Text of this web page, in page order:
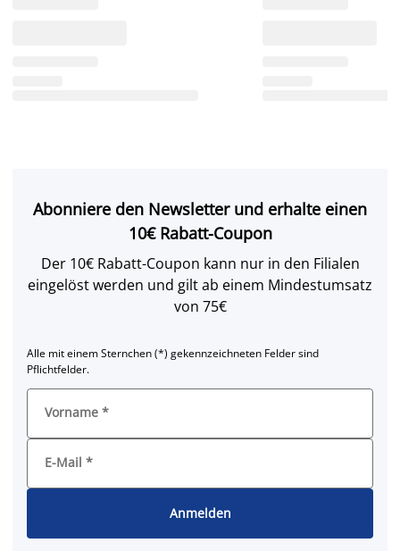
Abonniere den Newsletter und erhalte einen
10€ Rabatt-Coupon
Der 10€ Rabatt-Coupon kann nur in den Filialen
eingelöst werden und gilt ab einem Mindestumsatz
von 75€
Alle mit einem Sternchen (*) gekennzeichneten Felder sind
Pflichtfelder.
Vorname *
E-Mail *
Anmelden